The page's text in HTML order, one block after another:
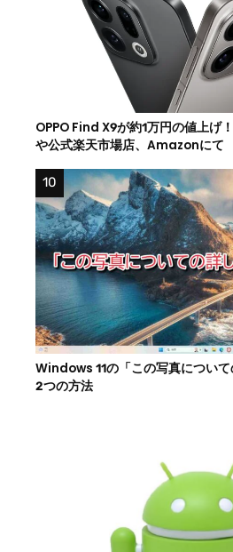
OPPO Find X9が約1万円の値上げ
や公式楽天市場店、Amazonにて
Windows 11の「この写真につい
2つの方法